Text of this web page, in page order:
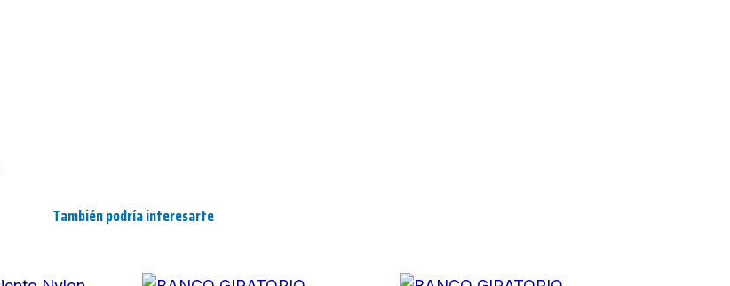
También podría interesarte